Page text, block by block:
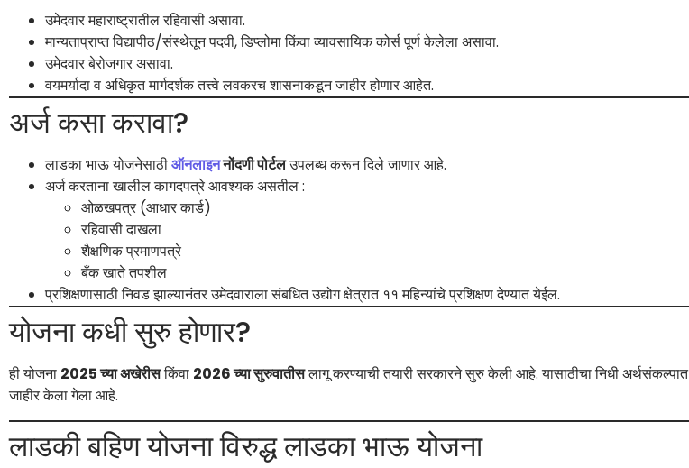
उमेदवार महाराष्ट्रातील रहिवासी असावा.
मान्यताप्राप्त विद्यापीठ/संस्थेतून पदवी, डिप्लोमा किंवा व्यावसायिक कोर्स पूर्ण केलेला असावा.
उमेदवार बेरोजगार असावा.
वयमर्यादा व अधिकृत मार्गदर्शक तत्त्वे लवकरच शासनाकडून जाहीर होणार आहेत.
अर्ज कसा करावा?
लाडका भाऊ योजनेसाठीऑनलाइननोंदणी पोर्टलउपलब्ध करून दिले जाणार आहे.
अर्ज करताना खालील कागदपत्रे आवश्यक असतील :
ओळखपत्र (आधार कार्ड)
रहिवासी दाखला
शैक्षणिक प्रमाणपत्रे
बँक खाते तपशील
प्रशिक्षणासाठी निवड झाल्यानंतर उमेदवाराला संबधित उद्योग क्षेत्रात ११ महिन्यांचे प्रशिक्षण देण्यात येईल.
योजना कधी सुरु होणार?
ही योजना 2025 च्या अखेरीसकिंवा 2026 च्या सुरुवातीसलागू करण्याची तयारी सरकारने सुरु केली आहे. यासाठीचा निधी अर्थसंकल्पात
जाहीर केला गेला आहे.
लाडकी बहिण योजना विरुद्ध लाडका भाऊ योजना